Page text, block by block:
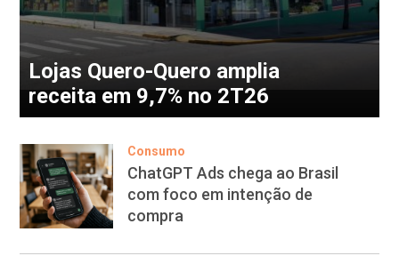
Lojas Quero-Quero amplia
receita em 9,7% no 2T26
Consumo
ChatGPT Ads chega ao Brasil
com foco em intenção de
compra